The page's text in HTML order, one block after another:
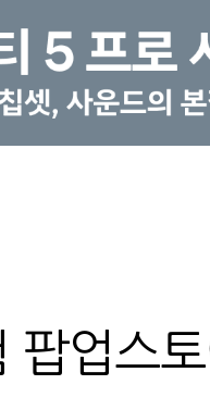
팝업스